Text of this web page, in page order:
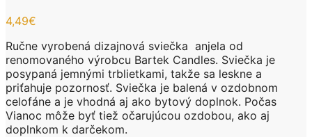
4,49€
Ručne vyrobená dizajnová sviečka anjela od
renomovaného výrobcu Bartek Candles. Sviečka je
posypaná jemnými trblietkami, takže sa leskne a
priťahuje pozornosť. Sviečka je balená v ozdobnom
celofáne a je vhodná aj ako bytový doplnok. Počas
Vianoc môže byť tiež očarujúcou ozdobou, ako aj
doplnkom k darčekom.